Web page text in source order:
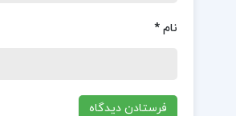
نام*